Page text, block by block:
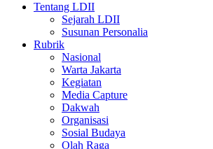
Tentang LDII
Sejarah LDII
Susunan Personalia
Rubrik
Nasional
Warta Jakarta
Kegiatan
Media Capture
Dakwah
Organisasi
Sosial Budaya
Olah Raga